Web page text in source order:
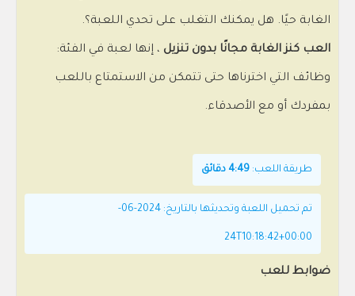
الغابة حيًا. هل يمكنك التغلب على تحدي اللعبة؟.
العب كنز الغابة مجانًا بدون تنزيل ، إنها لعبة في الفئة:
وظائف التي اخترناها حتى تتمكن من الاستمتاع باللعب
بمفردك أو مع الأصدقاء.
طريقة اللعب: 4:49 دقائق
تم تحميل اللعبة وتحديثها بالتاريخ: 2024-06-
24T10:18:42+00:00
ضوابط للعب